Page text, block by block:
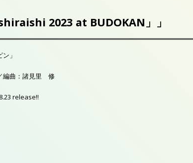
2023 at BUDOKAN」」
ン」
編曲：諸見里 修
release!!